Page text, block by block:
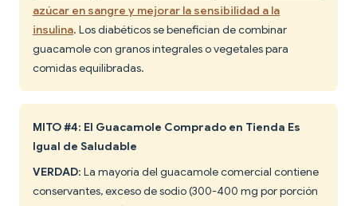
azúcar en sangre y mejorar la sensibilidad a la
insulina. Los diabéticos se benefician de combinar
guacamole con granos integrales o vegetales para
comidas equilibradas.
MITO #4: El Guacamole Comprado en Tienda Es
Igual de Saludable
VERDAD: La mayoría del guacamole comercial contiene
conservantes, exceso de sodio (300-400 mg por porción